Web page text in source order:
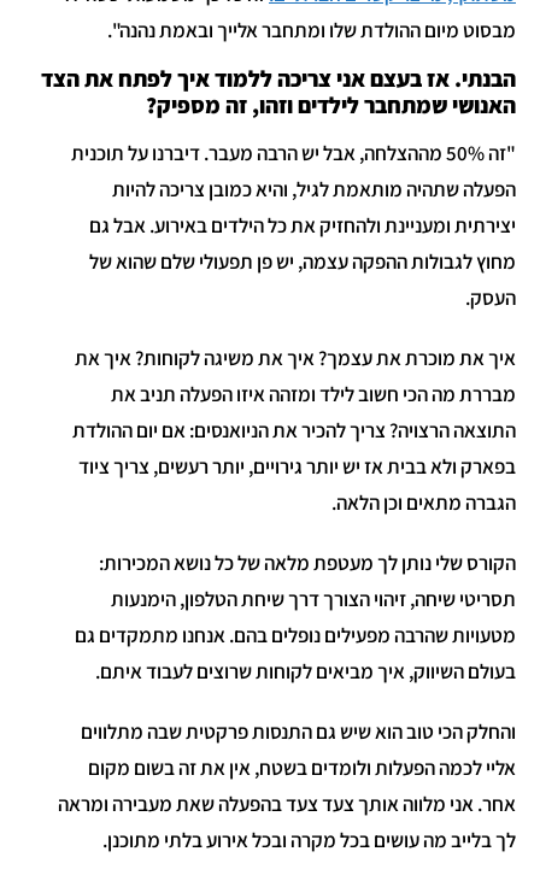
מבסוט מיום ההולדת שלו ומתחבר אלייך ובאמת נהנה".
הבנתי. אז בעצם אני צריכה ללמוד איך לפתח את הצד
האנושי שמתחבר לילדים וזהו, זה מספיק?
"זה 50% מההצלחה, אבל יש הרבה מעבר. דיברנו על תוכנית
הפעלה שתהיה מותאמת לגיל, והיא כמובן צריכה להיות
יצירתית ומעניינת ולהחזיק את כל הילדים באירוע. אבל גם
מחוץ לגבולות ההפקה עצמה, יש פן תפעולי שלם שהוא של
העסק.
איך את מוכרת את עצמך? איך את משיגה לקוחות? איך את
מבררת מה הכי חשוב לילד ומזהה איזו הפעלה תניב את
התוצאה הרצויה? צריך להכיר את הניואנסים: אם יום ההולדת
בפארק ולא בבית אז יש יותר גירויים, יותר רעשים, צריך ציוד
הגברה מתאים וכן הלאה.
הקורס שלי נותן לך מעטפת מלאה של כל נושא המכירות:
תסריטי שיחה, זיהוי הצורך דרך שיחת הטלפון, הימנעות
מטעויות שהרבה מפעילים נופלים בהם. אנחנו מתמקדים גם
בעולם השיווק, איך מביאים לקוחות שרוצים לעבוד איתם.
והחלק הכי טוב הוא שיש גם התנסות פרקטית שבה מתלווים
אליי לכמה הפעלות ולומדים בשטח, אין את זה בשום מקום
אחר. אני מלווה אותך צעד צעד בהפעלה שאת מעבירה ומראה
לך בלייב מה עושים בכל מקרה ובכל אירוע בלתי מתוכנן.